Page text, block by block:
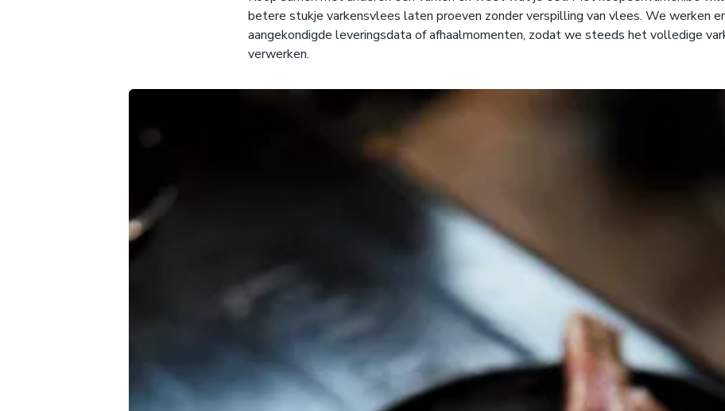
betere stukje varkensvlees laten proeven zonder verspilling van vlees. We werken
aangekondigde leveringsdata of afhaalmomenten, zodat we steeds het volledige
verwerken.